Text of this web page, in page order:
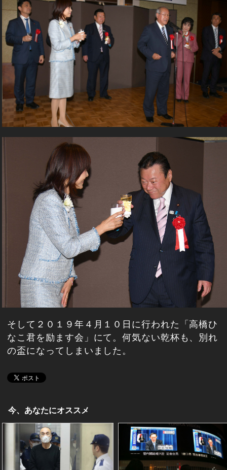
そして２０１９年４月１０日に行われた「高橋ひ
なこ君を励ます会」にて。何気ない乾杯も、別れ
の盃になってしまいました。
今、あなたにオススメ